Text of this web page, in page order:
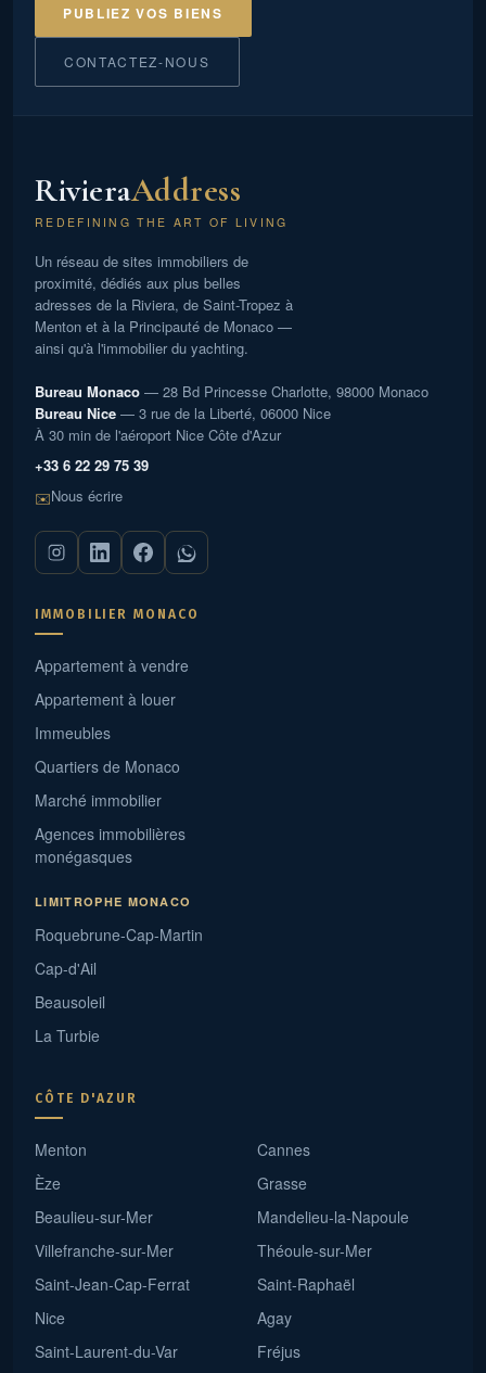
PUBLIEZ VOS BIENS
CONTACTEZ-NOUS
RivieraAddress
REDEFINING THE ART OF LIVING
Un réseau de sites immobiliers de
proximité, dédiés aux plus belles
adresses de la Riviera, de Saint-Tropez à
Menton et à la Principauté de Monaco —
ainsi qu'à l'immobilier du yachting.
Bureau Monaco — 28 Bd Princesse Charlotte, 98000 Monaco
Bureau Nice — 3 rue de la Liberté, 06000 Nice
À 30 min de l'aéroport Nice Côte d'Azur
+33 6 22 29 75 39
✉️Nous écrire
IMMOBILIER MONACO
Appartement à vendre
Appartement à louer
Immeubles
Quartiers de Monaco
Marché immobilier
Agences immobilières
monégasques
LIMITROPHE MONACO
Roquebrune-Cap-Martin
Cap-d'Ail
Beausoleil
La Turbie
CÔTE D'AZUR
Menton
Èze
Beaulieu-sur-Mer
Villefranche-sur-Mer
Saint-Jean-Cap-Ferrat
Nice
Saint-Laurent-du-Var
Cannes
Grasse
Mandelieu-la-Napoule
Théoule-sur-Mer
Saint-Raphaël
Agay
Fréjus